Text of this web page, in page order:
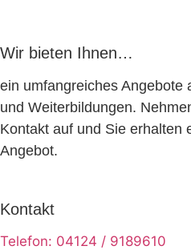
Wir bieten Ihnen…
ein umfangreiches Angebote
und Weiterbildungen.
Kontakt auf und Sie erhalten
Angebot.
Kontakt
Telefon: 04124 / 9189610